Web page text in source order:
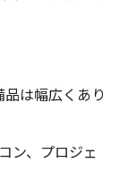
は幅広くあり
ン、プロジェ